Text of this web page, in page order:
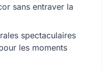
sans entraver la
spectaculaires
les moments